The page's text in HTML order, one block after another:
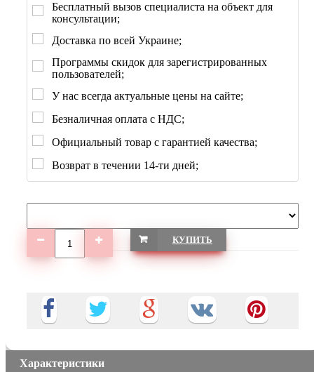
Бесплатный вызов специалиста на объект для
консультации;
Доставка по всей Украине;
Программы скидок для зарегистрированных
пользователей;
У нас всегда актуальные цены на сайте;
Безналичная оплата с НДС;
Официальный товар с гарантией качества;
Возврат в течении 14-ти дней;
КУПИТЬ
Характеристики